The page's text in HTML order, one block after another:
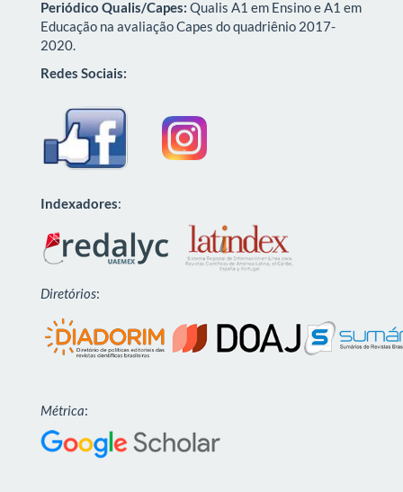
Periódico Qualis/Capes: Qualis A1 em Ensino e A1 em
Educação na avaliação Capes do quadriênio 2017-
2020.
Redes Sociais:
Indexadores:
Diretórios:
Métrica: